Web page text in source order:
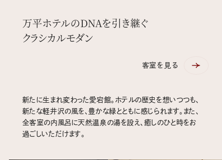
万平ホテルのDNAを引き継ぐ
クラシカルモダン
客室を見る
新たに生まれ変わった愛宕館。ホテルの歴史を想いつつも、
新たな軽井沢の風を、豊かな緑とともに感じられます。また、
全客室の内風呂に天然温泉の湯を設え、癒しのひと時をお
過ごしいただけます。